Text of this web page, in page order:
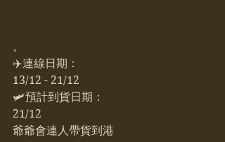
。
✈️連線日期：
13/12 - 21/12
🛩預計到貨日期：
21/12
爺爺會連人帶貨到港